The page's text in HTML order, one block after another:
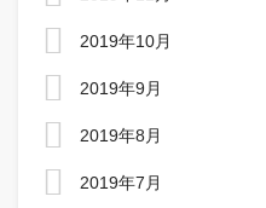
2019年10月
2019年9月
2019年8月
2019年7月